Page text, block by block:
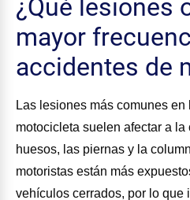
¿Qué lesiones
mayor
accidentes de
Las lesiones más comunes
motocicleta suelen afectar a
huesos, las piernas y la
motoristas están más
vehículos cerrados, por lo que